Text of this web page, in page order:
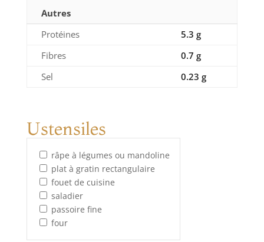
Autres
Protéines
5.3 g
Fibres
0.7 g
Sel
0.23 g
Ustensiles
râpe à légumes ou mandoline
plat à gratin rectangulaire
fouet de cuisine
saladier
passoire fine
four